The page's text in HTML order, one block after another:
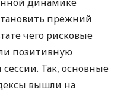
прежний
чего рисковые
позитивную
Так, основные
вышли на